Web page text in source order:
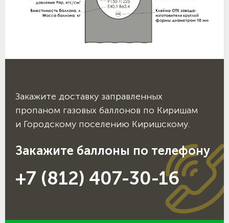
Закажите доставку заправленных
пропаном газовых баллонов по Киришам
и Городскому поселению Киришскому.
Закажите баллоны по телефону
+7 (812) 407-30-16